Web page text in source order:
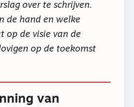
over te schrijven.
de hand en welke
op de visie van de
op de toekomst
van